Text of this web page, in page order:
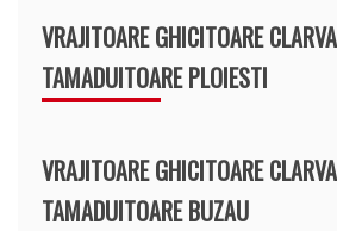
VRAJITOARE GHICITOARE
TAMADUITOARE PLOIESTI
VRAJITOARE GHICITOARE
TAMADUITOARE BUZAU